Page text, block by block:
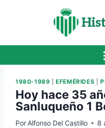
1980-1989 |EFEMÉRIDES
Hoy hace 35
Sanluqueño 1
Por Alfonso Del Castillo 8